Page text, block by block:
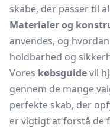
skabe, der passer til
Materialer og
anvendes, og
holdbarhed og
Vores købsguidevil
gennem de mange
perfekte skab, der
er vigtigt at forstå de